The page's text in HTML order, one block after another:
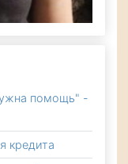
помощь" -
кредита